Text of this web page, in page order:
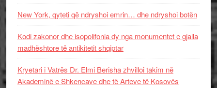
New York, qyteti që ndryshoi emrin… dhe ndryshoi botën
Kodi zakonor dhe isopolifonia dy nga monumentet e gjalla
madhështore të antikitetit shqiptar
Kryetari i Vatrës Dr. Elmi Berisha zhvilloi takim në
Akademinë e Shkencave dhe të Arteve të Kosovës